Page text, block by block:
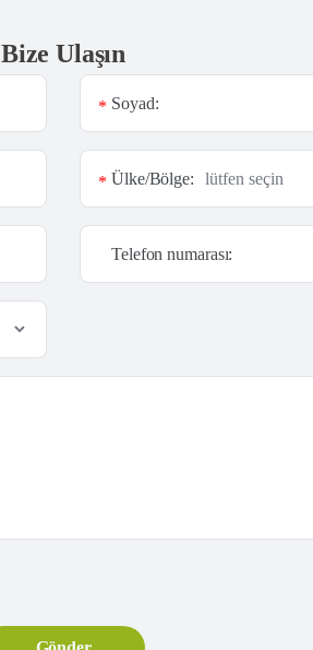
Bize Ulaşın
Soyad:
*
Ülke/Bölge:
*
Telefon numarası: